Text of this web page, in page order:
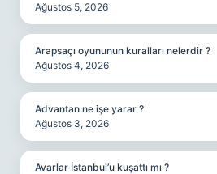
Ağustos 5, 2026
Arapsaçı oyununun kuralları nelerdir ?
Ağustos 4, 2026
Advantan ne işe yarar ?
Ağustos 3, 2026
Avarlar İstanbul’u kuşattı mı ?